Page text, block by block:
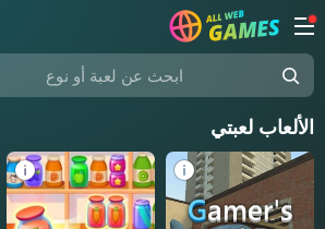
ابحث عن لعبة أو نوع
الألعاب لعبتي